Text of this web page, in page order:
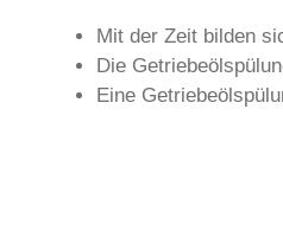
Mit der Zeit bilden
Die
Eine